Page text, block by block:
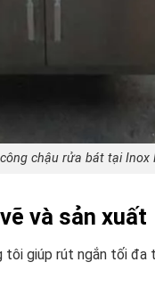
chậu rửa bát tại Inox
và sản xuất
tôi giúp rút ngắn tối đa